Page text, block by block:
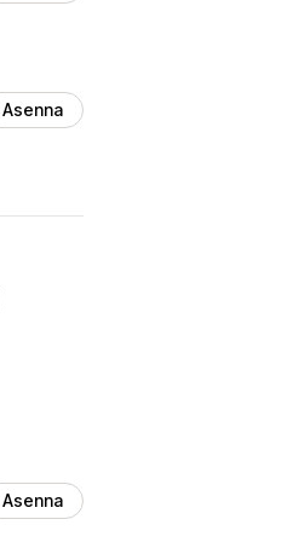
Asenna
Asenna